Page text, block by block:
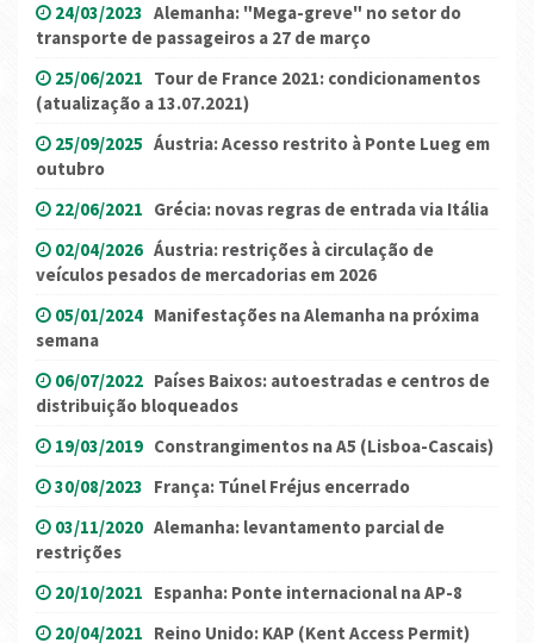
24/03/2023 Alemanha: "Mega-greve" no setor do
transporte de passageiros a 27 de março
25/06/2021 Tour de France 2021: condicionamentos
(atualização a 13.07.2021)
25/09/2025 Áustria: Acesso restrito à Ponte Lueg em
outubro
22/06/2021 Grécia: novas regras de entrada via Itália
02/04/2026 Áustria: restrições à circulação de
veículos pesados ​​de mercadorias em 2026
05/01/2024 Manifestações na Alemanha na próxima
semana
06/07/2022 Países Baixos: autoestradas e centros de
distribuição bloqueados
19/03/2019 Constrangimentos na A5 (Lisboa-Cascais)
30/08/2023 França: Túnel Fréjus encerrado
03/11/2020 Alemanha: levantamento parcial de
restrições
20/10/2021 Espanha: Ponte internacional na AP-8
20/04/2021 Reino Unido: KAP (Kent Access Permit)